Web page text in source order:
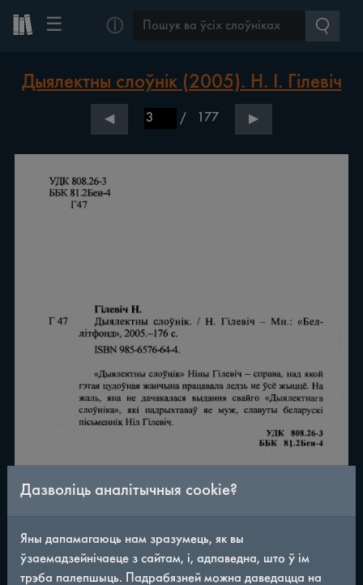
☰ ⓘ
Дыялектны слоўнік (2005). Н. І. Гілевіч
◀ / 177 ▶
Дазволіць аналітычныя cookie?
Яны дапамагаюць нам зразумець, як вы
ўзаемадзейнічаеце з сайтам, і, адпаведна, што ў ім
трэба палепшыць. Падрабязней можна даведацца на